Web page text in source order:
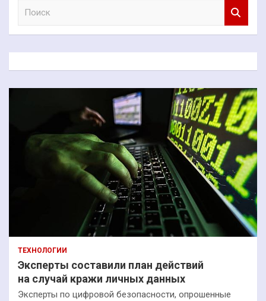
к
ТЕХНОЛОГИИ
Эксперты составили план действий
на случай кражи личных данных
Эксперты по цифровой безопасности, опрошенные